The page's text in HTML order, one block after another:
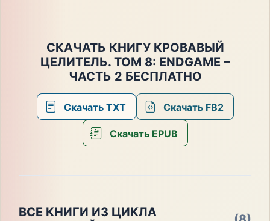
СКАЧАТЬ КНИГУ КРОВАВЫЙ
ЦЕЛИТЕЛЬ. ТОМ 8: ENDGAME –
ЧАСТЬ 2 БЕСПЛАТНО
Скачать TXT Скачать FB2
Скачать EPUB
ВСЕ КНИГИ ИЗ ЦИКЛА